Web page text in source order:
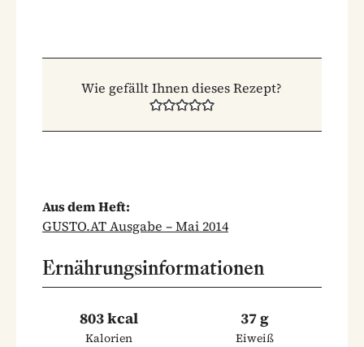
Wie gefällt Ihnen dieses Rezept?
Aus dem Heft:
GUSTO.AT Ausgabe – Mai 2014
Ernährungsinformationen
803 kcal
Kalorien
37 g
Eiweiß